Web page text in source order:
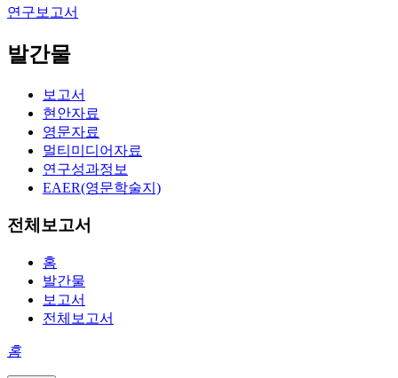
연구보고서
발간물
보고서
현안자료
영문자료
멀티미디어자료
연구성과정보
EAER(영문학술지)
전체보고서
홈
발간물
보고서
전체보고서
홈